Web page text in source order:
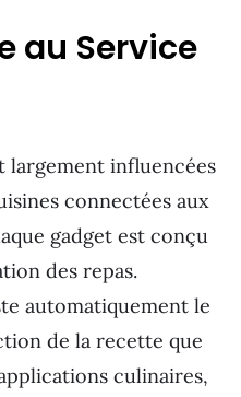
au Service
largement influencées
connectées aux
gadget est conçu
des repas.
automatiquement le
de la recette que
culinaires,